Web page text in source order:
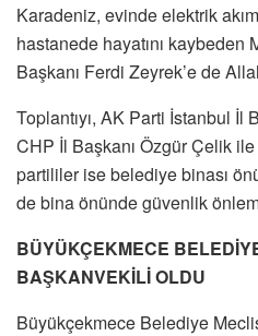
Karadeniz, evinde elektrik
hastanede hayatını
Başkanı Ferdi Zeyrek’e de
Toplantıyı, AK Parti İstanbul İl
CHP İl Başkanı Özgür Çelik
partililer ise belediye binası
de bina önünde güvenlik
BÜYÜKÇEKMECE
BAŞKANVEKİLİ OLDU
Büyükçekmece Belediye